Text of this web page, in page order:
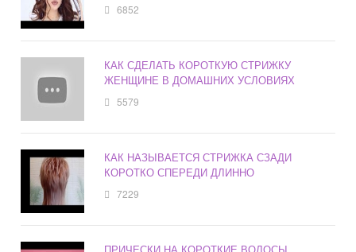
6852
КАК СДЕЛАТЬ КОРОТКУЮ СТРИЖКУ
ЖЕНЩИНЕ В ДОМАШНИХ УСЛОВИЯХ
5579
КАК НАЗЫВАЕТСЯ СТРИЖКА СЗАДИ
КОРОТКО СПЕРЕДИ ДЛИННО
7229